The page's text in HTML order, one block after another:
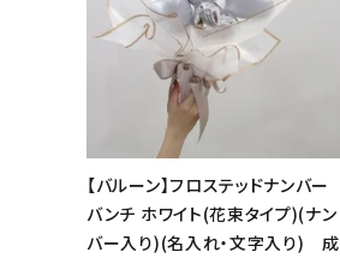
【バルーン】フロステッドナンバー
バンチ ホワイト(花束タイプ)(ナン
バー入り)(名入れ・文字入り) 成